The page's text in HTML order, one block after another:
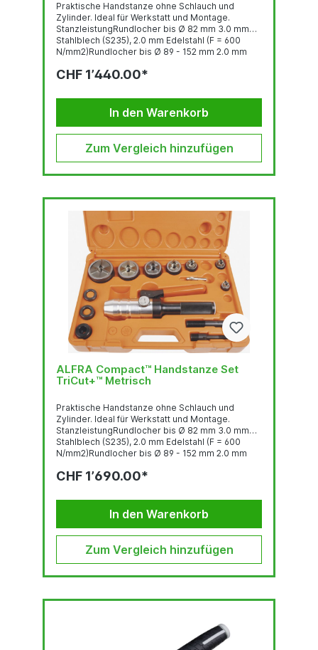
Praktische Handstanze ohne Schlauch und
Zylinder. Ideal für Werkstatt und Montage.
StanzleistungRundlocher bis Ø 82 mm 3.0 mm
Stahlblech (S235), 2.0 mm Edelstahl (F = 600
N/mm2)Rundlocher bis Ø 89 - 152 mm 2.0 mm
N/mm2)Quadratlocher bis 68 x 68 mm 3.0 mm
N/mm2)Quadratlocher bis 92 x 92 2.0 mm
Stahlblech (S235), 1.5 mm Edelstahl (F = 600
N/mm2)Stanzkraft: 75 kNBetriebsdruck...
CHF 1’440.00*
In den Warenkorb
Zum Vergleich hinzufügen
ALFRA Compact™ Handstanze Set
TriCut+™ Metrisch
Praktische Handstanze ohne Schlauch und
Zylinder. Ideal für Werkstatt und Montage.
StanzleistungRundlocher bis Ø 82 mm 3.0 mm
Stahlblech (S235), 2.0 mm Edelstahl (F = 600
N/mm2)Rundlocher bis Ø 89 - 152 mm 2.0 mm
N/mm2)Quadratlocher bis 68 x 68 mm 3.0 mm
N/mm2)Quadratlocher bis 92 x 92 2.0 mm
Stahlblech (S235), 1.5 mm Edelstahl (F = 600
N/mm2)Stanzkraft: 75 kNBetriebsdruck...
CHF 1’690.00*
In den Warenkorb
Zum Vergleich hinzufügen